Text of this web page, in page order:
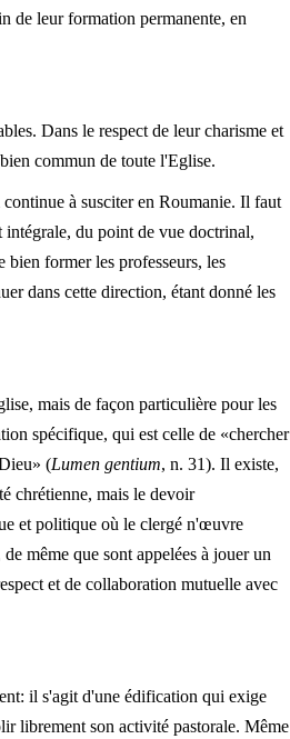
de leur formation permanente, en
Dans le respect de leur charisme et
commun de toute l'Eglise.
à susciter en Roumanie. Il faut
intégrale, du point de vue doctrinal,
bien former les professeurs, les
dans cette direction, étant donné les
mais de façon particulière pour les
spécifique, qui est celle de «chercher
(Lumen gentium, n. 31). Il existe,
chrétienne, mais le devoir
et politique où le clergé n'œuvre
même que sont appelées à jouer un
et de collaboration mutuelle avec
il s'agit d'une édification qui exige
librement son activité pastorale. Même